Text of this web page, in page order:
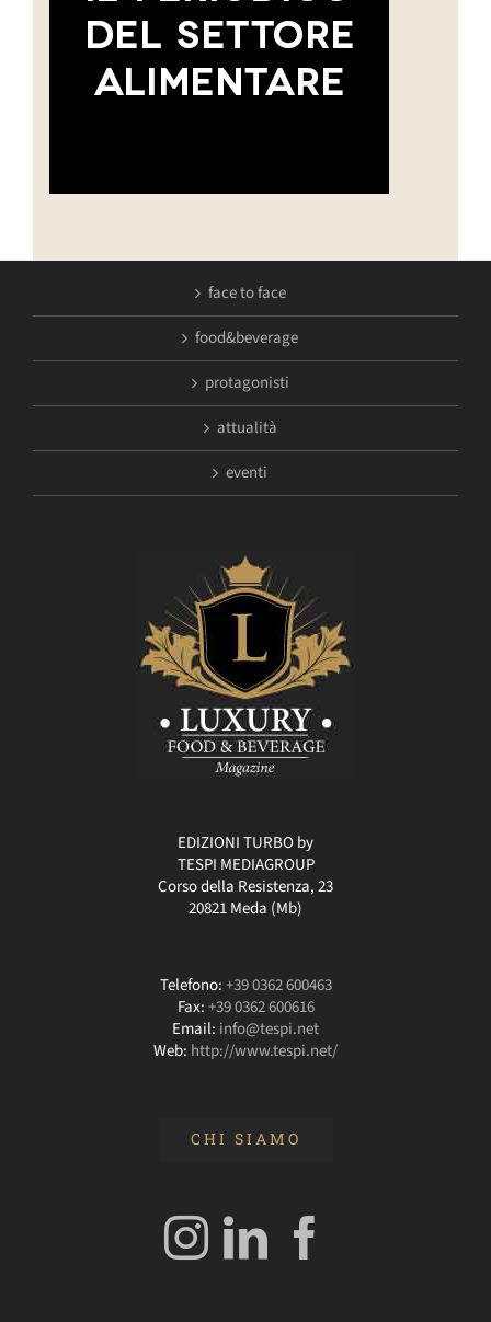
face to face
food&beverage
protagonisti
attualità
eventi
EDIZIONI TURBO by
TESPI MEDIAGROUP
Corso della Resistenza, 23
20821 Meda (Mb)
Telefono:+39 0362 600463
Fax:+39 0362 600616
Email: info@tespi.net
Web: http://www.tespi.net/
CHI SIAMO